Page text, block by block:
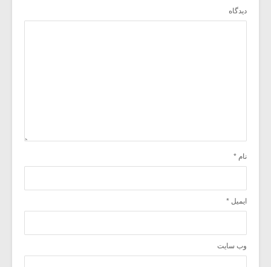
دیدگاه
نام *
ایمیل *
وب‌ سایت